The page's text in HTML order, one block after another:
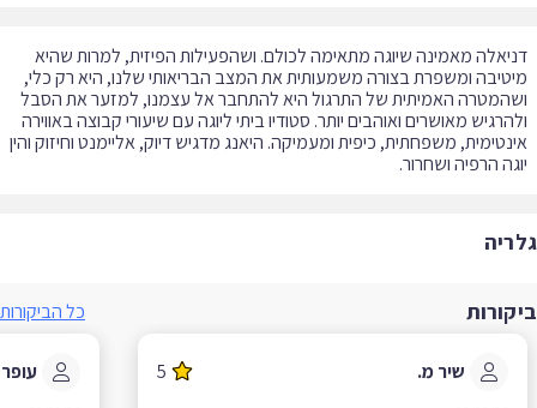
מאמינה שיוגה מתאימה לכולם. ושהפעילות הפיזית, למרות שהיא
ומשפרת בצורה משמעותית את המצב הבריאותי שלנו, היא רק כלי,
האמיתית של התרגול היא להתחבר אל עצמנו, למזער את הסבל
מאושרים ואוהבים יותר. סטודיו ביתי ליוגה עם שיעורי קבוצה באווירה
משפחתית, כיפית ומעמיקה. היאנג מדגיש דיוק, אליימנט וחיזוק והין
הרפיה ושחרור.
כל הביקורות
שיר מ. 5 עופר ב.